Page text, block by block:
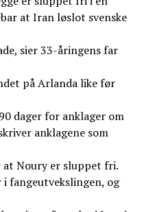
at Iran løslot svenske
sier 33-åringens far
på Arlanda like før
dager for anklager om
anklagene som
Noury er sluppet fri.
fangeutvekslingen, og